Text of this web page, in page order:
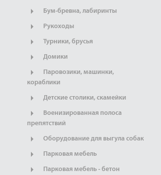
Бум-бревна, лабиринты
Рукоходы
Турники, брусья
Домики
Паровозики, машинки,
кораблики
Детские столики, скамейки
Военизированная полоса
препятствий
Оборудование для выгула собак
Парковая мебель
Парковая мебель - бетон